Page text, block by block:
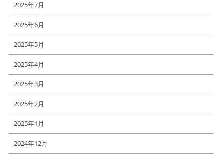
2025年7月
2025年6月
2025年5月
2025年4月
2025年3月
2025年2月
2025年1月
2024年12月